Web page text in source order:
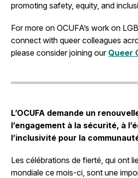
promoting safety, equity, and
For more on OCUFA’s work on
connect with queer colleagues
please consider joining our Queer
L’OCUFA demande un
l’engagement à la sécurité, à
l’inclusivité pour la
Les célébrations de fierté, qui ont
mondiale ce mois-ci, sont une